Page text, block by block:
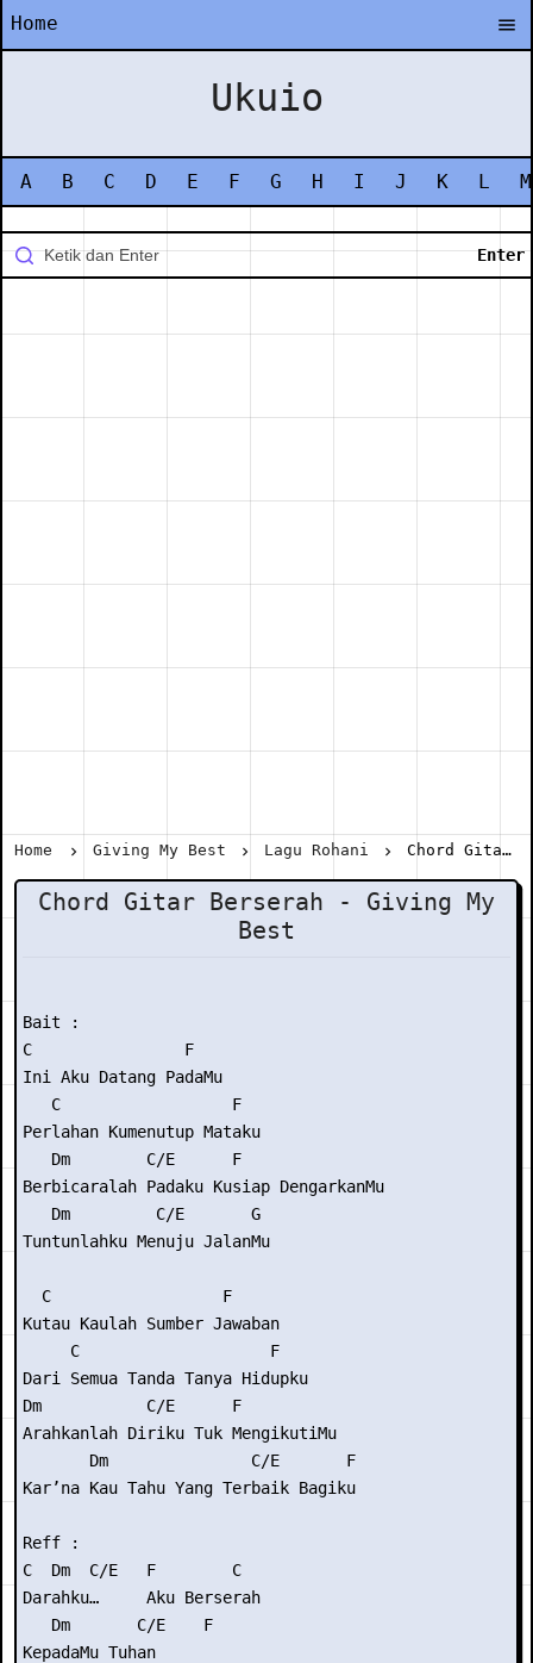
Home
Ukuio
A B C D E F G H I J K L M
Home Giving My Best Lagu Rohani Chord Gitar Berserah - Giving My Best
Chord Gitar Berserah - Giving My
Best
Bait :
C                F
Ini Aku Datang PadaMu
   C                  F
Perlahan Kumenutup Mataku
   Dm        C/E      F
Berbicaralah Padaku Kusiap DengarkanMu
   Dm         C/E       G
Tuntunlahku Menuju JalanMu
  C                  F
Kutau Kaulah Sumber Jawaban
     C                    F
Dari Semua Tanda Tanya Hidupku
Dm           C/E      F
Arahkanlah Diriku Tuk MengikutiMu
       Dm               C/E       F
Kar’na Kau Tahu Yang Terbaik Bagiku
Reff :
C  Dm  C/E   F        C
Darahku…     Aku Berserah
   Dm       C/E    F
KepadaMu Tuhan